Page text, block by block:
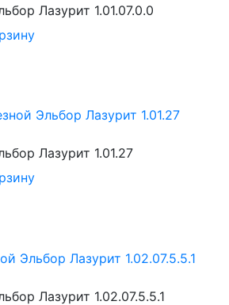
Лазурит 1.01.07.0.0
Лазурит 1.01.27
Лазурит 1.02.07.5.5.1